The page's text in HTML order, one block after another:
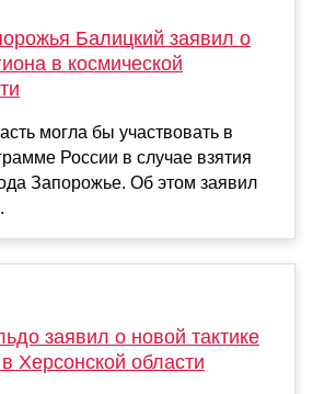
Балицкий заявил о
в космической
могла бы участвовать в
России в случае взятия
Запорожье. Об этом заявил
заявил о новой тактике
Херсонской области